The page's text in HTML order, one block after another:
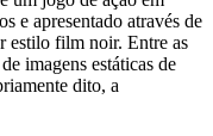
e apresentado através de
estilo film noir. Entre as
imagens estáticas de
dito, a